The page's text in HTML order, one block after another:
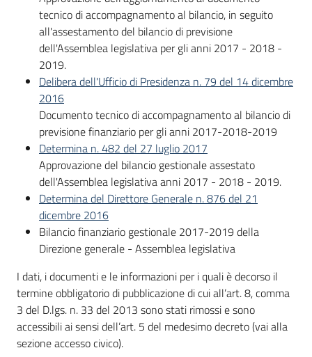
tecnico di accompagnamento al bilancio, in seguito
all'assestamento del bilancio di previsione
dell'Assemblea legislativa per gli anni 2017 - 2018 -
2019.
Delibera dell'Ufficio di Presidenza n. 79 del 14 dicembre
2016
Documento tecnico di accompagnamento al bilancio di
previsione finanziario per gli anni 2017-2018-2019
Determina n. 482 del 27 luglio 2017
Approvazione del bilancio gestionale assestato
dell'Assemblea legislativa anni 2017 - 2018 - 2019.
Determina del Direttore Generale n. 876 del 21
dicembre 2016
Bilancio finanziario gestionale 2017-2019 della
Direzione generale - Assemblea legislativa
I dati, i documenti e le informazioni per i quali è decorso il
termine obbligatorio di pubblicazione di cui all’art. 8, comma
3 del D.lgs. n. 33 del 2013 sono stati rimossi e sono
accessibili ai sensi dell’art. 5 del medesimo decreto (vai alla
sezione accesso civico).